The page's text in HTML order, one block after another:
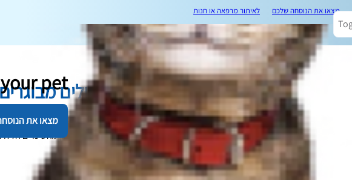
מצאו את הנוסחה שלכם לאיתור מרפאה או חנות
pet
מצאו את
צרכים תזונתיים של חתולים מבוגרים
הצרכים התזונתיים של החתול שלכם ישתנו ככל שיתבגר, מה שיכול
עוברים שינויים פיזיים משמעותיים עם הגיל. הבנת חלק מהשינויים
הבריאות שלו.